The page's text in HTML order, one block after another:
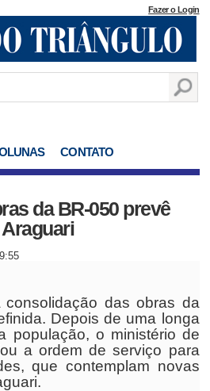
Fazer o Login
CONTATO
da BR-050 prevê
consolidação das obras da
Depois de uma longa
população, o ministério de
a ordem de serviço para
que contemplam novas